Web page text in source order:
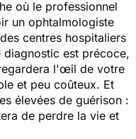
où le professionnel
un ophtalmologiste
centres hospitaliers
est précoce,
l'œil de votre
et peu coûteux. Et
élevées de guérison :
de perdre la vie et